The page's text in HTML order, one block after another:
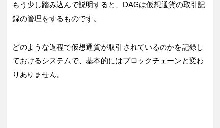
もう少し踏み込んで説明すると、DAGは仮想通貨の取引記
録の管理をするものです。
どのような過程で仮想通貨が取引されているのかを記録し
ておけるシステムで、基本的にはブロックチェーンと変わ
りありません。